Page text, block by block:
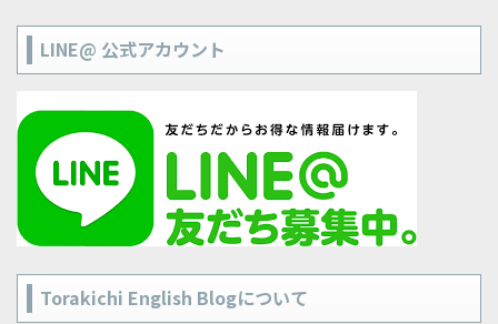
LINE@ 公式アカウント
Torakichi English Blogについて